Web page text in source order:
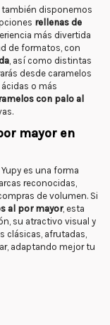
también disponemos
rellenas de
más divertida
de formatos, con
, así como distintas
desde caramelos
o más
con palo al
mayor en
es una forma
reconocidas,
de volumen. Si
al por mayor, esta
su atractivo visual y
clásicas, afrutadas,
adaptando mejor tu